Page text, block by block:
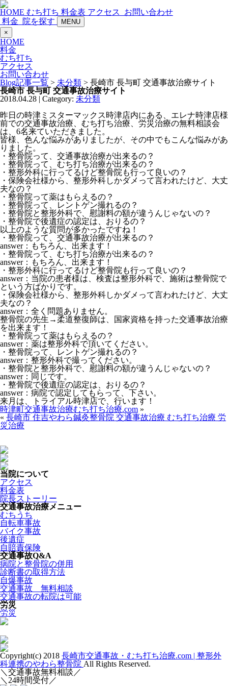
HOME むち打ち 料金表 アクセス
お問い合わせ
料金
院を探す
MENU
×
HOME
料金
むち打ち
アクセス
お問い合わせ
Blog記事一覧 > 未分類 > 長崎市 長与町 交通事故治療サイト
長崎市 長与町 交通事故治療サイト
2018.04.28 | Category: 未分類
昨日の時津ミスターマックス時津店内にある、エレナ時津店様
前での交通事故治療、むち打ち治療、労災治療の無料相談会
は、6名来ていただきました。
皆様、色んな悩みがありましたが、その中でもこんな悩みがあ
りました。
・整骨院って、交通事故治療が出来るの？
・整骨院って、むち打ち治療が出来るの？
・整形外科に行ってるけど整骨院も行って良いの？
・保険会社様から、整形外科しかダメって言われたけど、大丈
夫なの？
・整骨院って薬はもらえるの？
・整骨院って、レントゲン撮れるの？
・整骨院と整形外科で、慰謝料の額が違うんじゃないの？
・整骨院で後遺症の認定は、おりるの？
以上のような質問が多かったですね！
・整骨院って、交通事故治療が出来るの？
answer：もちろん、出来ます！
・整骨院って、むち打ち治療が出来るの？
answer：もちろん、出来ます！
・整形外科に行ってるけど整骨院も行って良いの？
answer：当院の患者様は、検査は整形外科で、施術は整骨院で
という方ばかりです。
・保険会社様から、整形外科しかダメって言われたけど、大丈
夫なの？
answer：全く問題ありません。
整骨院の先生→柔道整復師は、国家資格を持った交通事故治療
を出来ます！
・整骨院って薬はもらえるの？
answer：薬は整形外科で頂いてください。
・整骨院って、レントゲン撮れるの？
answer：整形外科で撮ってください。
・整骨院と整形外科で、慰謝料の額が違うんじゃないの？
answer：同じです。
・整骨院で後遺症の認定は、おりるの？
answer：病院で認定してもらって、下さい。
来月は、トライアル時津店で、行います！
時津町交通事故治療むち打ち治療.com »
« 長崎市 住吉やわら鍼灸整骨院 交通事故治療 むち打ち治療 労
災治療
当院について
アクセス
料金表
院長ストーリー
交通事故治療メニュー
むちうち
自転車事故
バイク事故
後遺症
自賠責保険
交通事故Q&A
病院と整骨院の併用
診断書の取得方法
自爆事故
交通事故 無料相談
交通事故の転院は可能
労災
労災
Copyright(c) 2018 長崎市交通事故・むち打ち治療.com | 整形外
科連携のやわら整骨院 All Rights Reserved.
＼交通事故無料相談／
＼24時間受付／